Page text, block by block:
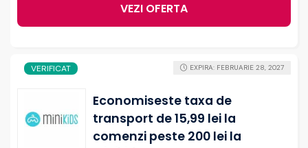
VEZI OFERTA
VERIFICAT
Economiseste taxa de
transport de 15,99 lei la
comenzi peste 200 lei la
EXPIRA: FEBRUARIE 28, 2027